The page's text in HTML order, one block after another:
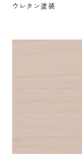
ウレタン塗装